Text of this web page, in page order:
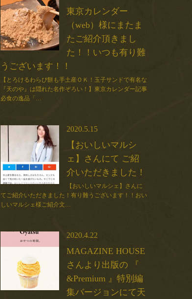
東京カレンダー
（web）様にまたま
たご紹介頂きまし
た！！いつも有り難
うございます！！
【とろけるわらび餅も手土産ＯＫ！玉子サンドで有名な
『天のや』は隠れた名作ぞろい！】東京カレンダー記事
必食の逸品「…
2020.5.15
【おいしいマルシ
ェ】さんにて ご紹
介いただきました！
【おいしいマルシェ】さんに
てご紹介いただきました！有り難うございます！！おい
しいマルシェ様ご紹介文…
2020.4.22
MAGAZINE HOUSE
さんより出版の 『
&Premium 』特別編
集バージョンにて天